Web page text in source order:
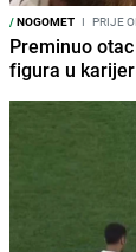
/NOGOMET I PRIJE
Preminuo
figura u